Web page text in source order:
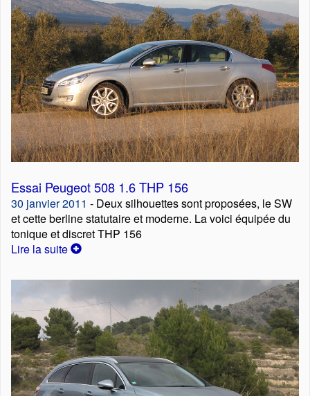
Essai Peugeot 508 1.6 THP 156
30 janvier 2011 - Deux silhouettes sont proposées, le SW
et cette berline statutaire et moderne. La voici équipée du
tonique et discret THP 156
Lire la suite